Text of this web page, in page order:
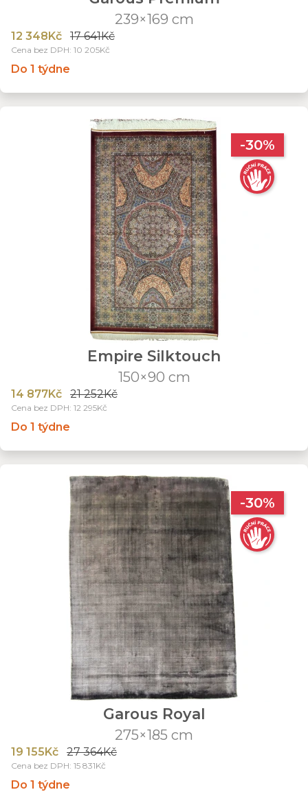
239×169 cm
12 348Kč 17 641Kč
Cena bez DPH: 10 205Kč
Do 1 týdne
-30%
Empire Silktouch
150×90 cm
14 877Kč 21 252Kč
Cena bez DPH: 12 295Kč
Do 1 týdne
-30%
Garous Royal
275×185 cm
19 155Kč 27 364Kč
Cena bez DPH: 15 831Kč
Do 1 týdne